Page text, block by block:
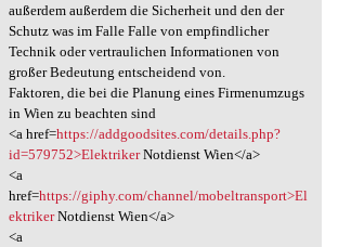
außerdem außerdem die Sicherheit und den der
Schutz was im Falle Falle von empfindlicher
Technik oder vertraulichen Informationen von
großer Bedeutung entscheidend von.
Faktoren, die bei die Planung eines Firmenumzugs
in Wien zu beachten sind
<a href=https://addgoodsites.com/details.php?
id=579752>ElektrikerNotdienst Wien</a>
<a
href=https://giphy.com/channel/mobeltransport>El
ektrikerNotdienst Wien</a>
<a